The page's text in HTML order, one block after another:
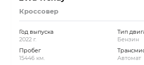
Кроссовер
Год выпуска
2022 г.
Пробег
15446 км.
Тип
Бензин
Автомат